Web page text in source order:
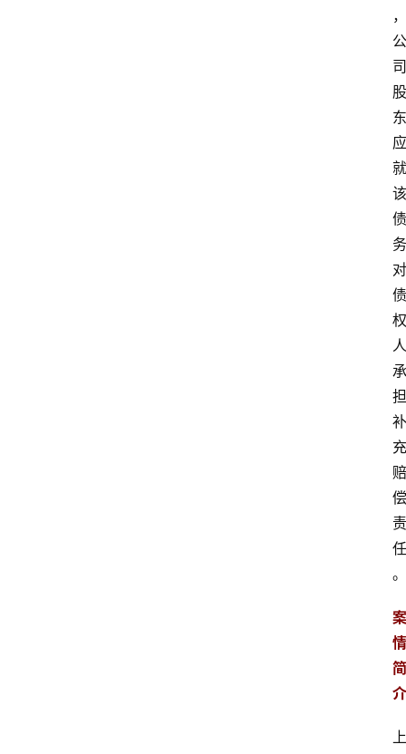
，
公
司
股
东
应
就
该
债
务
对
债
权
人
承
担
补
充
赔
偿
责
任
。
案
情
简
介
上